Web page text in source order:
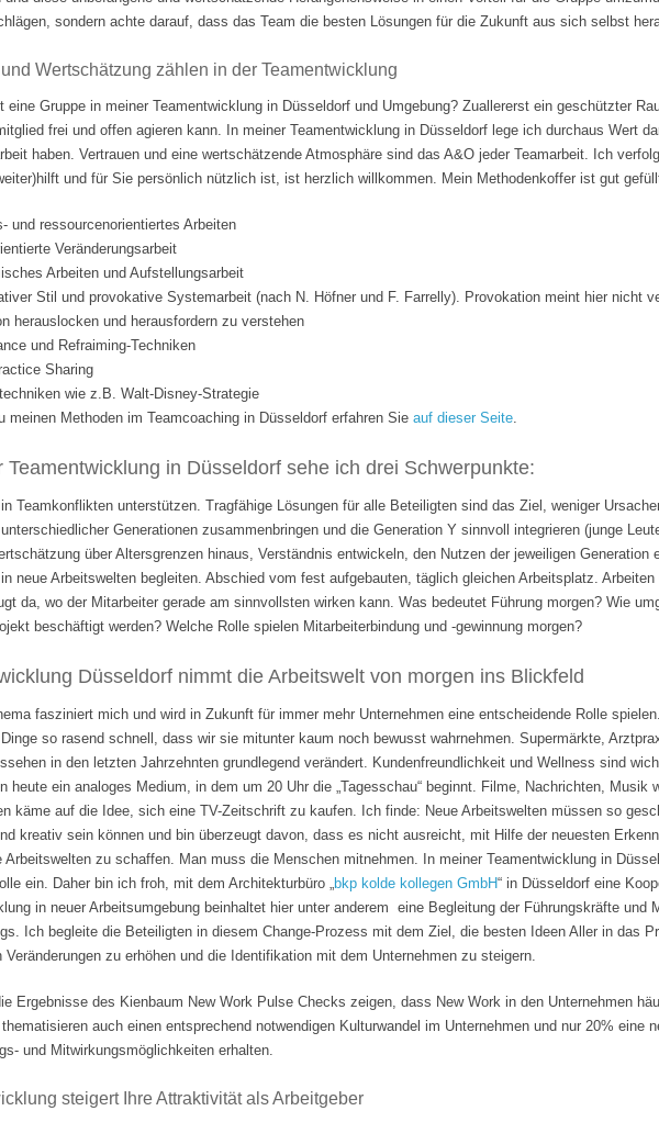
sondern achte darauf, dass das Team die besten Lösungen für die Zukunft aus sich selbst
Wertschätzung zählen in der Teamentwicklung
eine Gruppe in meiner Teamentwicklung in Düsseldorf und Umgebung? Zuallererst ein geschützter
frei und offen agieren kann. In meiner Teamentwicklung in Düsseldorf lege ich durchaus Wert
haben. Vertrauen und eine wertschätzende Atmosphäre sind das A&O jeder Teamarbeit. Ich
und für Sie persönlich nützlich ist, ist herzlich willkommen. Mein Methodenkoffer ist gut
und ressourcenorientiertes Arbeiten
Veränderungsarbeit
Arbeiten und Aufstellungsarbeit
Stil und provokative Systemarbeit (nach N. Höfner und F. Farrelly). Provokation meint hier nicht
herauslocken und herausfordern zu verstehen
und Refraiming-Techniken
Sharing
wie z.B. Walt-Disney-Strategie
meinen Methoden im Teamcoaching in Düsseldorf erfahren Sie auf dieser Seite.
Teamentwicklung in Düsseldorf sehe ich drei Schwerpunkte:
Teamkonflikten unterstützen. Tragfähige Lösungen für alle Beteiligten sind das Ziel, weniger
Generationen zusammenbringen und die Generation Y sinnvoll integrieren (junge
über Altersgrenzen hinaus, Verständnis entwickeln, den Nutzen der jeweiligen Generation
neue Arbeitswelten begleiten. Abschied vom fest aufgebauten, täglich gleichen Arbeitsplatz.
da, wo der Mitarbeiter gerade am sinnvollsten wirken kann. Was bedeutet Führung morgen? Wie
beschäftigt werden? Welche Rolle spielen Mitarbeiterbindung und -gewinnung morgen?
Düsseldorf nimmt die Arbeitswelt von morgen ins Blickfeld
fasziniert mich und wird in Zukunft für immer mehr Unternehmen eine entscheidende Rolle
so rasend schnell, dass wir sie mitunter kaum noch bewusst wahrnehmen. Supermärkte,
in den letzten Jahrzehnten grundlegend verändert. Kundenfreundlichkeit und Wellness sind
heute ein analoges Medium, in dem um 20 Uhr die „Tagesschau“ beginnt. Filme, Nachrichten,
käme auf die Idee, sich eine TV-Zeitschrift zu kaufen. Ich finde: Neue Arbeitswelten müssen so
kreativ sein können und bin überzeugt davon, dass es nicht ausreicht, mit Hilfe der neuesten
Arbeitswelten zu schaffen. Man muss die Menschen mitnehmen. In meiner Teamentwicklung in
ein. Daher bin ich froh, mit dem Architekturbüro „bkp kolde kollegen GmbH“ in Düsseldorf eine
in neuer Arbeitsumgebung beinhaltet hier unter anderem eine Begleitung der Führungskräfte
Ich begleite die Beteiligten in diesem Change-Prozess mit dem Ziel, die besten Ideen Aller in das
Veränderungen zu erhöhen und die Identifikation mit dem Unternehmen zu steigern.
Ergebnisse des Kienbaum New Work Pulse Checks zeigen, dass New Work in den Unternehmen
auch einen entsprechend notwendigen Kulturwandel im Unternehmen und nur 20% eine
und Mitwirkungsmöglichkeiten erhalten.
steigert Ihre Attraktivität als Arbeitgeber